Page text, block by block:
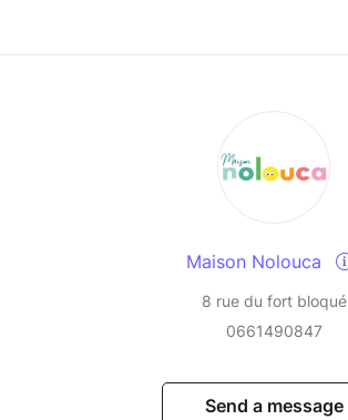
Maison Nolouca
8 rue du fort bloqué
0661490847
Send a message